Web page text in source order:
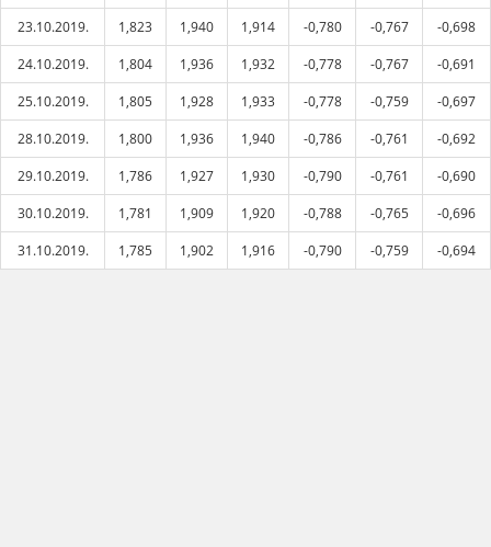
23.10.2019.
1,823 1,940 1,914 -0,780 -0,767
-0,698
24.10.2019.
1,804 1,936 1,932 -0,778 -0,767
-0,691
25.10.2019.
1,805 1,928 1,933 -0,778 -0,759
-0,697
28.10.2019.
1,800 1,936 1,940 -0,786 -0,761
-0,692
29.10.2019.
1,786 1,927 1,930 -0,790 -0,761
-0,690
30.10.2019.
1,781 1,909 1,920 -0,788 -0,765
-0,696
31.10.2019.
1,785 1,902 1,916 -0,790 -0,759 -0,694